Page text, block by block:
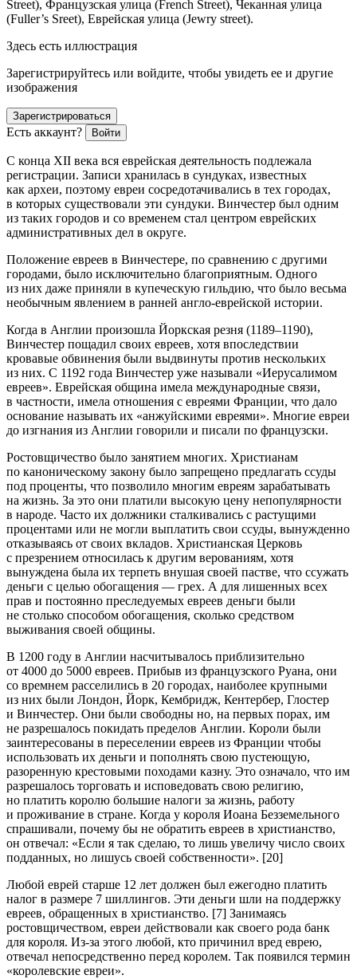
Street), Французская улица (French Street), Чеканная улица
(Fuller’s Sreet), Еврейская улица (Jewry street).
Здесь есть иллюстрация
Зарегистрируйтесь или войдите, чтобы увидеть ее и другие
изображения
Зарегистрироваться
Есть аккаунт? Войти
С конца XII века вся еврейская деятельность подлежала
регистрации. Записи хранилась в сундуках, известных
как археи, поэтому евреи сосредотачивались в тех городах,
в которых существовали эти сундуки. Винчестер был одним
из таких городов и со временем стал центром еврейских
административных дел в округе.
Положение евреев в Винчестере, по сравнению с другими
городами, было исключительно благоприятным. Одного
из них даже приняли в купеческую гильдию, что было весьма
необычным явлением в ранней англо-еврейской истории.
Когда в Англии произошла Йоркская резня (1189–1190),
Винчестер пощадил своих евреев, хотя впоследствии
кровавые обвинения были выдвинуты против нескольких
из них. С 1192 года Винчестер уже называли «Иерусалимом
евреев». Еврейская община имела международные связи,
в частности, имела отношения с евреями Франции, что дало
основание называть их «анжуйскими евреями». Многие евреи
до изгнания из Англии говорили и писали по французски.
Ростовщичество было занятием многих. Христианам
по каноническому закону было запрещено предлагать ссуды
под проценты, что позволило многим евреям зарабатывать
на жизнь. За это они платили высокую цену непопулярности
в народе. Часто их должники сталкивались с растущими
процентами или не могли выплатить свои ссуды, вынужденно
отказываясь от своих вкладов. Христианская Церковь
с презрением относилась к другим верованиям, хотя
вынуждена была их терпеть внушая своей пастве, что ссужать
деньги с целью обогащения — грех. А для лишенных всех
прав и постоянно преследуемых евреев деньги были
не столько способом обогащения, сколько средством
выживания своей общины.
В 1200 году в Англии насчитывалось приблизительно
от 4000 до 5000 евреев. Прибыв из французского Руана, они
со времнем расселились в 20 городах, наиболее крупными
из них были Лондон, Йорк, Кембридж, Кентербер, Глостер
и Винчестер. Они были свободны но, на первых порах, им
не разрешалось покидать пределов Англии. Короли были
заинтересованы в переселении евреев из Франции чтобы
использовать их деньги и пополнять свою пустеющую,
разоренную крестовыми походами казну. Это означало, что им
разрешалось торговать и исповедовать свою религию,
но платить королю большие налоги за жизнь, работу
и проживание в стране. Когда у короля Иоана Безземельного
спрашивали, почему бы не обратить евреев в христианство,
он отвечал: «Если я так сделаю, то лишь увеличу число своих
подданных, но лишусь своей собственности». [20]
Любой еврей старше 12 лет должен был ежегодно платить
налог в размере 7 шиллингов. Эти деньги шли на поддержку
евреев, обращенных в христианство. [7] Занимаясь
ростовщичеством, евреи действовали как своего рода банк
для короля. Из-за этого любой, кто причинил вред еврею,
отвечал непосредственно перед королем. Так появился термин
«королевские евреи».